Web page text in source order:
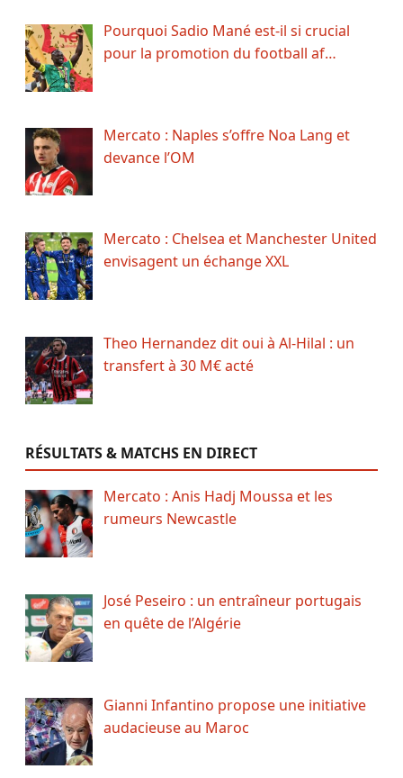
Pourquoi Sadio Mané est-il si crucial
pour la promotion du football af…
Mercato : Naples s’offre Noa Lang et
devance l’OM
Mercato : Chelsea et Manchester United
envisagent un échange XXL
Theo Hernandez dit oui à Al-Hilal : un
transfert à 30 M€ acté
RÉSULTATS & MATCHS EN DIRECT
Mercato : Anis Hadj Moussa et les
rumeurs Newcastle
José Peseiro : un entraîneur portugais
en quête de l’Algérie
Gianni Infantino propose une initiative
audacieuse au Maroc